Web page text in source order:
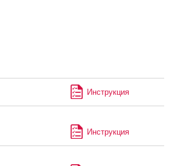
Инструкция
Инструкция